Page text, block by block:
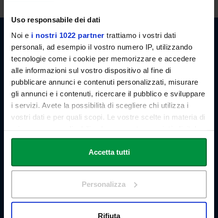
Uso responsabile dei dati
Noi e i nostri 1022 partner trattiamo i vostri dati
personali, ad esempio il vostro numero IP, utilizzando
tecnologie come i cookie per memorizzare e accedere
alle informazioni sul vostro dispositivo al fine di
pubblicare annunci e contenuti personalizzati, misurare
gli annunci e i contenuti, ricercare il pubblico e sviluppare
i servizi. Avete la possibilità di scegliere chi utilizza i
vostri dati e per quali scopi. Le vostre scelte in materia di
in cui avete effettuato le vostre scelte. È possibile
modificare o revocare il proprio consenso in qualsiasi
momento dalla Dichiarazione sui cookie o facendo clic
Con il tuo consenso, vorremmo anche:
raccogliere informazioni sulla tua posizione
Accetta tutti
Personalizza
Rifiuta
Link Campus University
Via del Casale di San Pio V, 44
00165 Roma - Italia
P. IVA: 11933781004
Email:info@unilink.it
Tel:+39 06 3400 6000
Email Orientamento:
orientamento@unilink.it
SHORTCUTS
The Branches
Statute and Regulations
Tender Announcements and Competitions